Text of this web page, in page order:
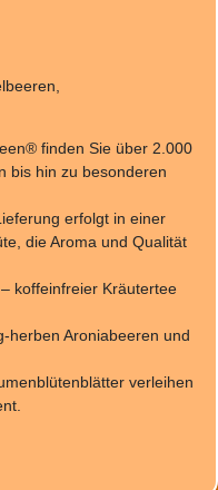
finden Sie über 2.000
bis hin zu besonderen
erfolgt in einer
die Aroma und Qualität
koffeinfreier Kräutertee
herben Aroniabeeren und
verleihen